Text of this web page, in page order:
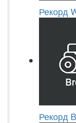
Рекорд
Рекорд